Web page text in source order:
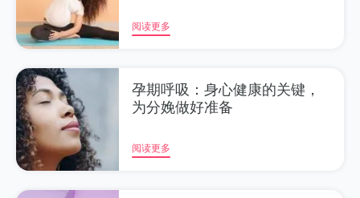
阅读更多
孕期呼吸：身心健康的关键，
为分娩做好准备
阅读更多